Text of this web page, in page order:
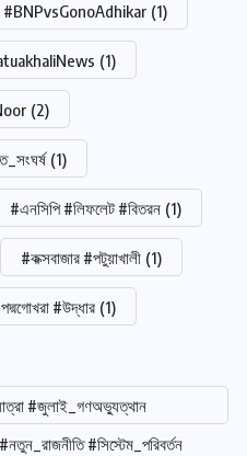
#BNPvsGonoAdhikar (1)
(1)
(2)
(1)
#এনসিপি #লিফলেট #বিতরন (1)
#কক্সবাজার #পটুয়াখালী (1)
#উদ্ধার (1)
#জুলাই_গণঅভ্যুত্থান
#সিস্টেম_পরিবর্তন